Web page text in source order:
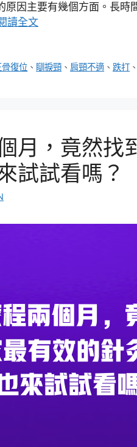
原因主要有幾個方面。長
讀全文
骨復位 、 瞓捩頸 、 肩頸不適 、 跌打
月，竟然找
試試看嗎？